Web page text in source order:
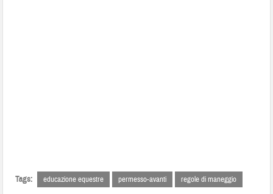
Tags: educazione equestre permesso-avanti regole di maneggio